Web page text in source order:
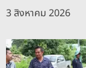
3 สิงหาคม 2026